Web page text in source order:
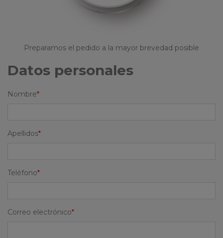
Preparamos el pedido a la mayor brevedad posible
Datos personales
Nombre
Apellidos
Teléfono
Correo electrónico